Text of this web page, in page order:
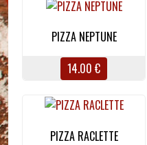
PIZZA NEPTUNE
14.00 €
PIZZA RACLETTE